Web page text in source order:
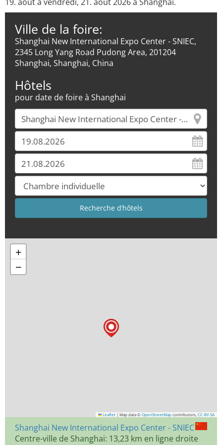
Ville de la foire:
Shanghai New International Expo Center - SNIEC,
2345 Long Yang Road Pudong Area, 201204
Shanghai, Shanghai, China
Hôtels
pour date de foire à Shanghai
+
−
Leaflet | Map data © OpenStreetMap contributors, CC-BY-SA
Shanghai New International Expo Center - SNIEC
Centre-ville de Shanghai: 13,23 km en ligne droite